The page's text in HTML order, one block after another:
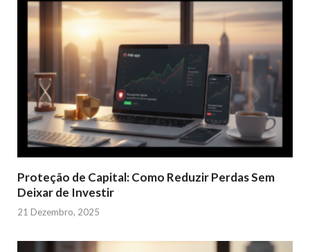
Proteção de Capital: Como Reduzir Perdas Sem
Deixar de Investir
21 Dezembro, 2025